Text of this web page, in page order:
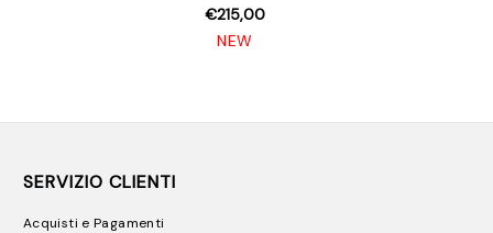
€215,00
NEW
SERVIZIO CLIENTI
Acquisti e Pagamenti